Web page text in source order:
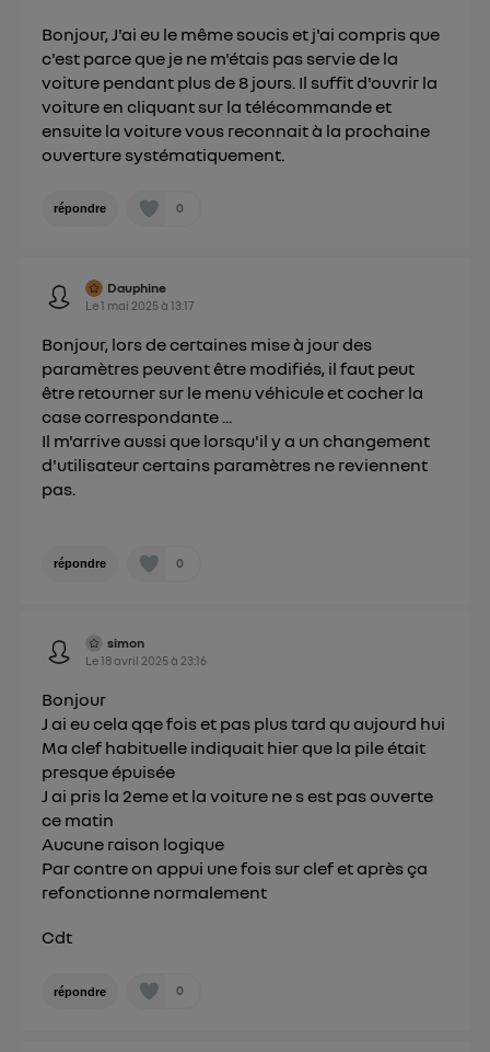
Bonjour, J'ai eu le même soucis et j'ai compris que
c'est parce que je ne m'étais pas servie de la
voiture pendant plus de 8 jours. Il suffit d'ouvrir la
voiture en cliquant sur la télécommande et
ensuite la voiture vous reconnait à la prochaine
ouverture systématiquement.
répondre 0
Dauphine
Le1 mai 2025à13:17
Bonjour, lors de certaines mise à jour des
paramètres peuvent être modifiés, il faut peut
être retourner sur le menu véhicule et cocher la
case correspondante ...
Il m'arrive aussi que lorsqu'il y a un changement
d'utilisateur certains paramètres ne reviennent
pas.
répondre 0
simon
Le18 avril 2025à 23:16
Bonjour
J ai eu cela qqe fois et pas plus tard qu aujourd hui
Ma clef habituelle indiquait hier que la pile était
presque épuisée
J ai pris la 2eme et la voiture ne s est pas ouverte
ce matin
Aucune raison logique
Par contre on appui une fois sur clef et après ça
refonctionne normalement
Cdt
répondre 0
consentement surle portail d’Utiq ("
") ou via la page « gérer Utiq » en bas de ce site.
Pour plus d'informations, veuillez consulter
Politique d'information sur les données
personnelles d'Utiq